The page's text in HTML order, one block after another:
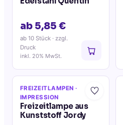
ab 5,85 €
ab 10 Stück · zzgl.
Druck
inkl. 20% MwSt.
FREIZEITLAMPEN ·
IMPRESSION
Freizeitlampe aus
Kunststoff Jordy